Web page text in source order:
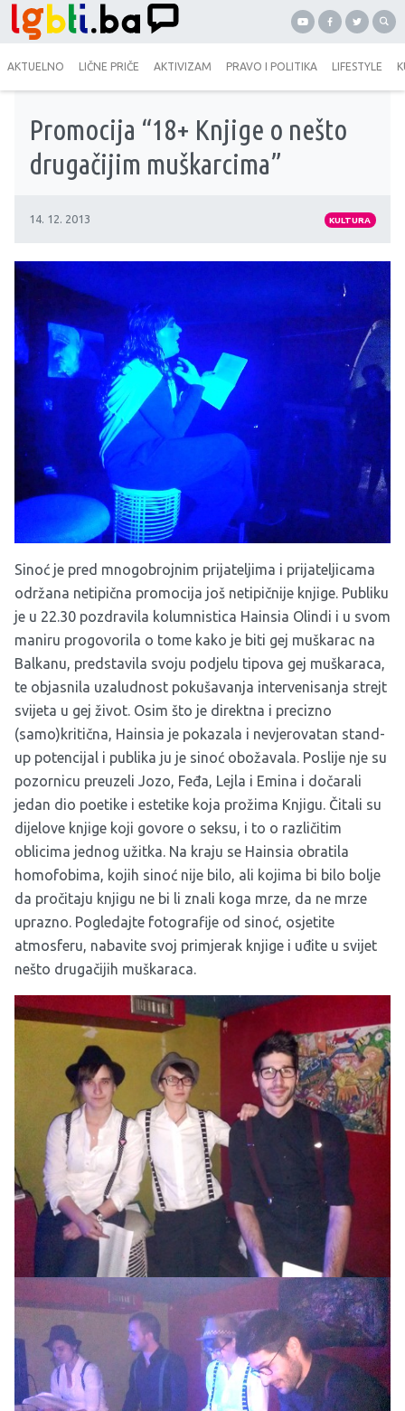
AKTUELNO LIČNE PRIČE AKTIVIZAM PRAVO I POLITIKA LIFESTYLE
Promocija “18+ Knjige o nešto
drugačijim muškarcima”
14. 12. 2013 KULTURA
Sinoć je pred mnogobrojnim prijateljima i prijateljicama
održana netipična promocija još netipičnije knjige. Publiku
je u 22.30 pozdravila kolumnistica Hainsia Olindi i u svom
maniru progovorila o tome kako je biti gej muškarac na
Balkanu, predstavila svoju podjelu tipova gej muškaraca,
te objasnila uzaludnost pokušavanja intervenisanja strejt
svijeta u gej život. Osim što je direktna i precizno
(samo)kritična, Hainsia je pokazala i nevjerovatan stand-
up potencijal i publika ju je sinoć obožavala. Poslije nje su
pozornicu preuzeli Jozo, Feđa, Lejla i Emina i dočarali
jedan dio poetike i estetike koja prožima Knjigu. Čitali su
dijelove knjige koji govore o seksu, i to o različitim
oblicima jednog užitka. Na kraju se Hainsia obratila
homofobima, kojih sinoć nije bilo, ali kojima bi bilo bolje
da pročitaju knjigu ne bi li znali koga mrze, da ne mrze
uprazno. Pogledajte fotografije od sinoć, osjetite
atmosferu, nabavite svoj primjerak knjige i uđite u svijet
nešto drugačijih muškaraca.